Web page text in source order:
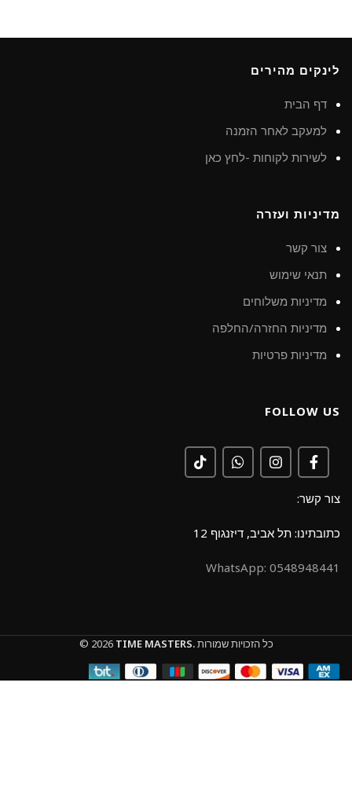
לינקים מהירים
דף הבית
למעקב לאחר הזמנה
לשירות לקוחות -לחץ כאן
מדיניות ועזרה
צור קשר
תנאי שימוש
מדיניות משלוחים
מדיניות החזרה/החלפה
מדיניות פרטיות
FOLLOW US
צור קשר:
כתובתינו: תל אביב, דיזנגוף 12
0548948441 :WhatsApp
© 2026 TIME MASTERS.כל הזכויות שמורות